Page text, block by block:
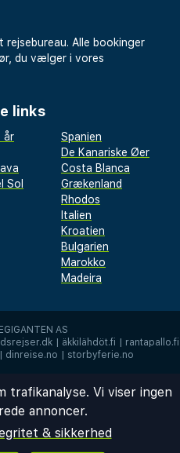
rejsebureau. Alle bookinger
du vælger i vores
links
år
Spanien
De Kanariske Øer
Costa Blanca
Sol
Grækenland
Rhodos
Italien
Kroatien
Bulgarien
Marokko
Madeira
AS
äkkilähdöt.fi
rantapallo.fi
dinreise.no storbyferie.no
trafikanalyse. Vi viser ingen
annoncer.
& sikkerhed